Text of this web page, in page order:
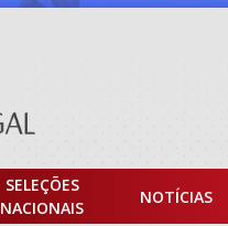
SELEÇÕES
NACIONAIS
NOTÍCIAS